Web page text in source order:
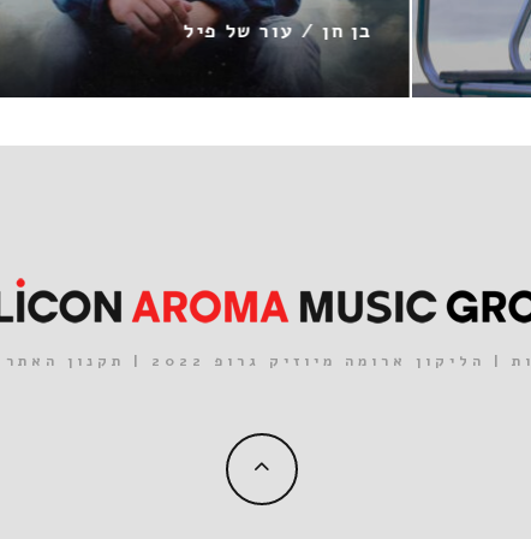
אודיה / חוזר על עצמו
| הליקון ארומה מיוזיק גרופ 2022 | תקנון האתר